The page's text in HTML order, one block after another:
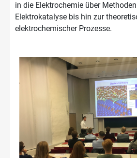
in die Elektrochemie über
Elektrokatalyse bis hin zur
elektrochemischer Prozesse.